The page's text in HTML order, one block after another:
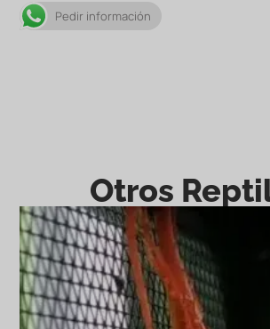
Pedir información
Otros